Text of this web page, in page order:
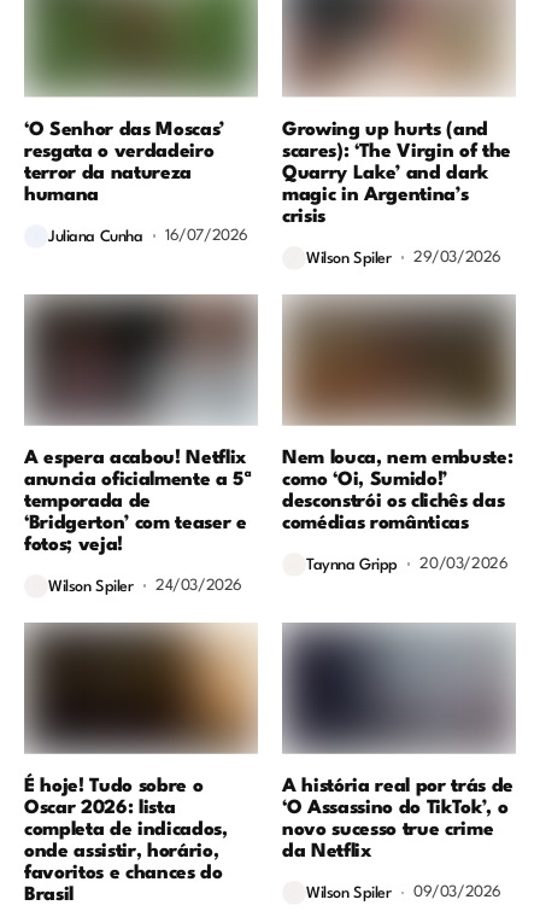
‘O Senhor das Moscas’
resgata o verdadeiro
terror da natureza
humana
Juliana Cunha 16/07/2026
Growing up hurts (and
scares): ‘The Virgin of the
Quarry Lake’ and dark
magic in Argentina’s
crisis
Wilson Spiler 29/03/2026
A espera acabou! Netflix
anuncia oficialmente a 5ª
temporada de
‘Bridgerton’ com teaser e
fotos; veja!
Wilson Spiler 24/03/2026
Nem louca, nem embuste:
como ‘Oi, Sumido!’
desconstrói os clichês das
comédias românticas
Taynna Gripp 20/03/2026
É hoje! Tudo sobre o
Oscar 2026: lista
completa de indicados,
onde assistir, horário,
favoritos e chances do
Brasil
A história real por trás de
‘O Assassino do TikTok’, o
novo sucesso true crime
da Netflix
Wilson Spiler 09/03/2026